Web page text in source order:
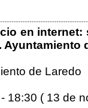
en
de Laredo
18:30 ( 13 de